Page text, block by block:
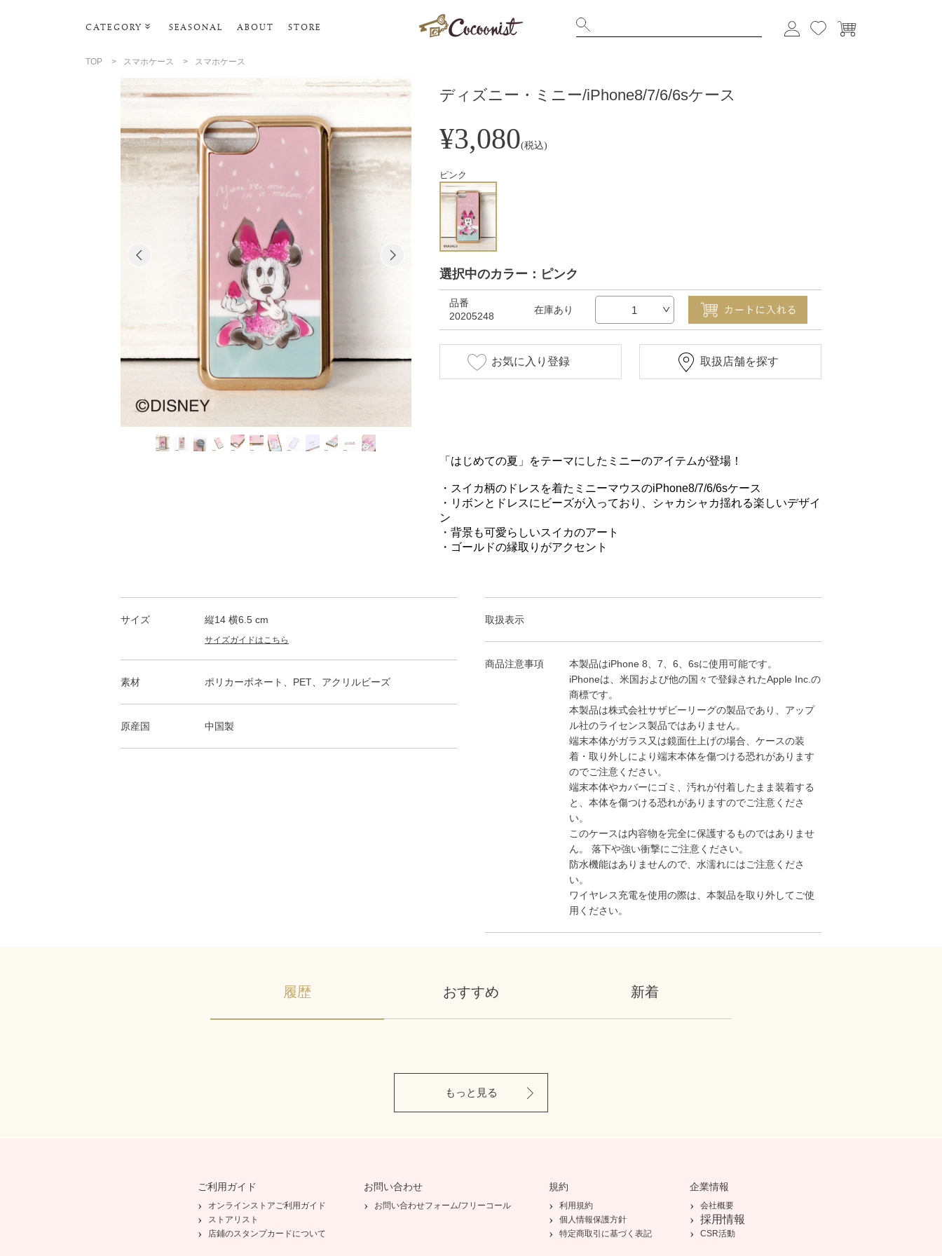
CATEGORY SEASONAL ABOUT STORE
リビンググッズ
ファッショングッズ
スマホケース
タオル・ヘアバンド
美容・バス・ボディケア
TOP > スマホケース > スマホケース
ディズニー・ミニー/iPhone8/7/6/6sケース
¥3,080(税込)
ピンク
選択中のカラー：ピンク
品番
20205248
在庫あり 1
お気に入り登録 取扱店舗を探す
「はじめての夏」をテーマにしたミニーのアイテムが登場！
・スイカ柄のドレスを着たミニーマウスのiPhone8/7/6/6sケース
・リボンとドレスにビーズが入っており、シャカシャカ揺れる楽しいデザイ
ン
・背景も可愛らしいスイカのアート
・ゴールドの縁取りがアクセント
サイズ 縦14 横6.5 cm
サイズガイドはこちら
素材 ポリカーボネート、PET、アクリルビーズ
原産国 中国製
取扱表示
商品注意事項
本製品はiPhone 8、7、6、6sに使用可能です。
iPhoneは、米国および他の国々で登録されたApple Inc.の
商標です。
本製品は株式会社サザビーリーグの製品であり、アップ
ル社のライセンス製品ではありません。
端末本体がガラス又は鏡面仕上げの場合、ケースの装
着・取り外しにより端末本体を傷つける恐れがあります
のでご注意ください。
端末本体やカバーにゴミ、汚れが付着したまま装着する
と、本体を傷つける恐れがありますのでご注意くださ
い。
このケースは内容物を完全に保護するものではありませ
ん。 落下や強い衝撃にご注意ください。
防水機能はありませんので、水濡れにはご注意くださ
い。
ワイヤレス充電を使用の際は、本製品を取り外してご使
用ください。
履歴 おすすめ 新着
もっと見る
ご利用ガイド
オンラインストアご利用ガイド
ストアリスト
店鋪のスタンプカードについて
お問い合わせ
お問い合わせフォーム/フリーコール
規約
利用規約
個人情報保護方針
特定商取引に基づく表記
企業情報
会社概要
採用情報
CSR活動